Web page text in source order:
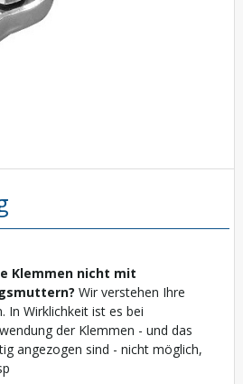
Klemmen nicht mit
Wir verstehen Ihre
In Wirklichkeit ist es bei
der Klemmen - und das
angezogen sind - nicht möglich,